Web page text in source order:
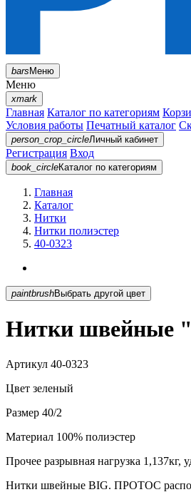
barsМеню
Меню
xmark
Главная Каталог по категориям
Условия работы Печатный каталог
person_crop_circleЛичный кабинет
Регистрация Вход
book_circleКаталог по категориям
Главная
Каталог
Нитки
Нитки полиэстер
40-0323
paintbrush Выбрать другой цвет
Нитки швейные
Артикул 40-0323
Цвет зеленый
Размер 40/2
Материал 100% полиэстер
Прочее разрывная нагрузка 1,137кг,
Нитки швейные BIG. ПРОТОС